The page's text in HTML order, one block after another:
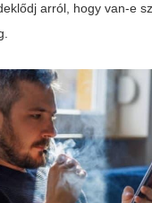
arról, hogy van-e